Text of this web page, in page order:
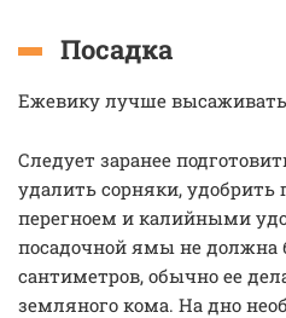
Посадка
Ежевику лучше
Следует заранее
удалить сорняки, удобрить
перегноем и калийными
посадочной ямы не должна
сантиметров, обычно ее
земляного кома. На дно